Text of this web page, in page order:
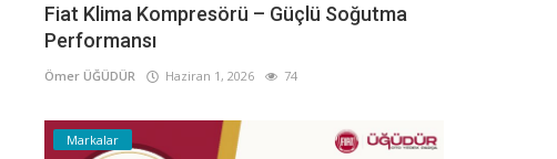
Fiat Klima Kompresörü – Güçlü Soğutma
Performansı
Ömer ÜĞÜDÜR Haziran 1, 2026 74
Markalar